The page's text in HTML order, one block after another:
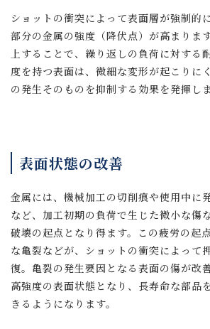
ショットの衝突によって表面層が強制的
部分の金属の強度（降伏点）が高まりま
上することで、繰り返しの負荷に対する
度を持つ表面は、微細な変形が起こりに
の発生そのものを抑制する効果を発揮しま
表面状態の改善
金属には、機械加工の切削痕や使用中に
など、加工初期の負荷で生じた微小な傷
破壊の起点となり得ます。この疲労の起
な亀裂などが、ショットの衝突によって
復。亀裂の発生要因となる表面の傷が改
高強度の表面状態となり、長寿命な部品
きるようになります。